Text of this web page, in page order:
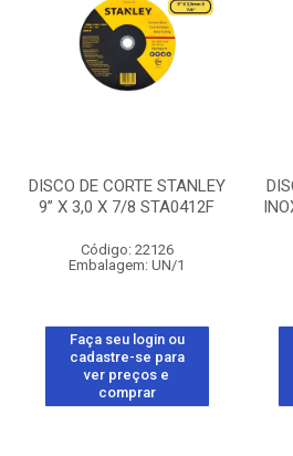
DISCO DE CORTE STANLEY
9” X 3,0 X 7/8 STA0412F
Código: 22126
Embalagem: UN/1
Faça seu login ou
cadastre-se para
ver preços e
comprar